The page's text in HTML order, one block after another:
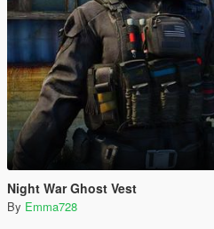
Night War Ghost Vest
By Emma728